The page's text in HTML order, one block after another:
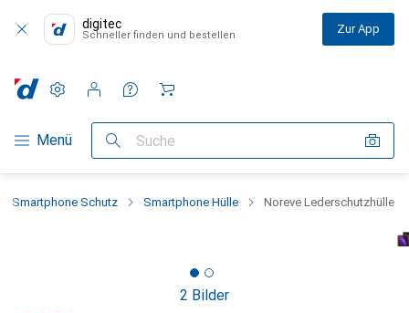
digitec
Schneller finden und bestellen Zur App
Navigation nach Kategorien
Menü Suche
Einstellungen
Kundenkonto
Vergleichslisten
Merklisten
Warenkorb
Smartphone Schutz Smartphone Hülle Noreve Lederschutzhülle
2 Bilder